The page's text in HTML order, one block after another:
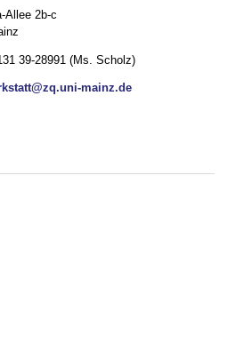
Allee 2b-c
39-28991 (Ms. Scholz)
mainz.de